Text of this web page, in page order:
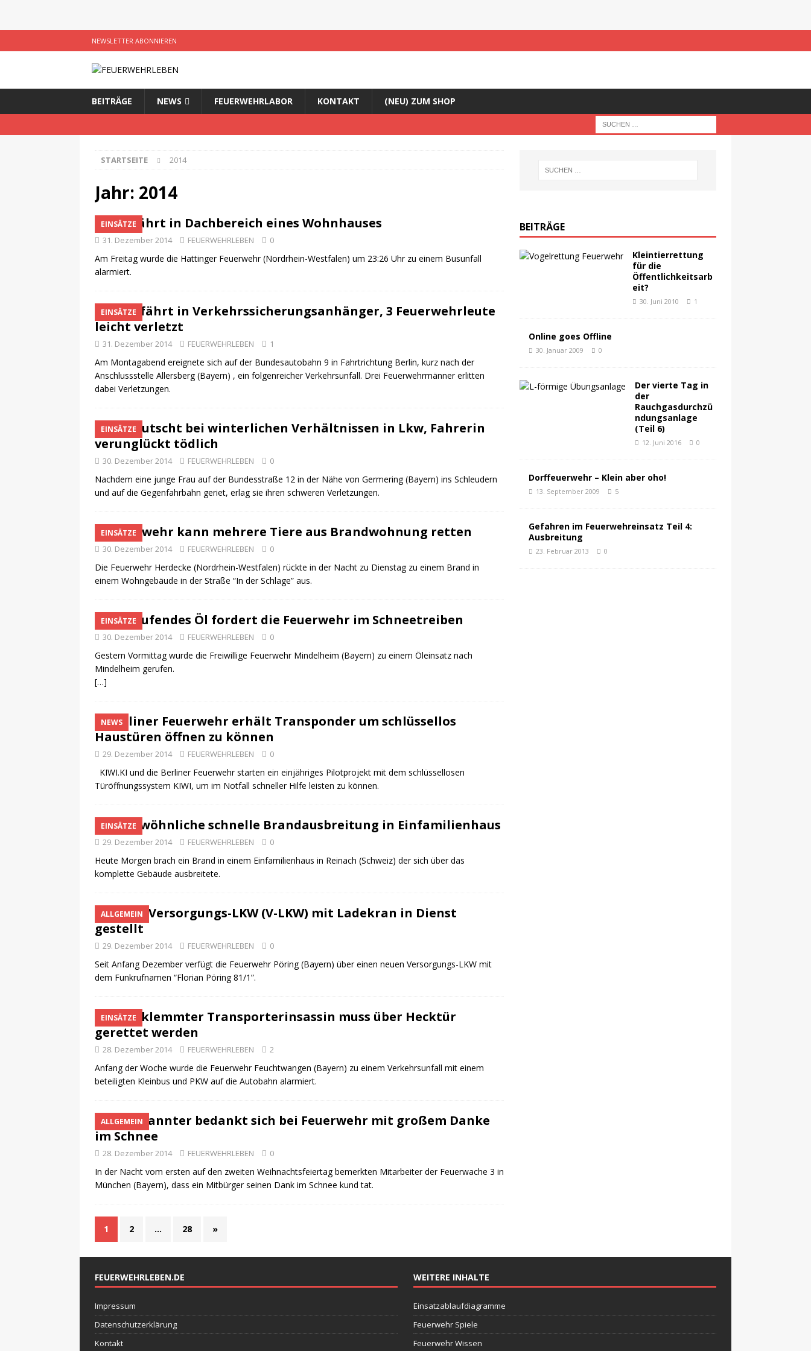
NEWSLETTER ABONNIEREN
BEITRÄGE NEWS FEUERWEHRLABOR KONTAKT (NEU) ZUM SHOP
STARTSEITE 2014
Jahr: 2014
EINSÄTZE
Bus fährt in Dachbereich eines Wohnhauses
31. Dezember 2014 FEUERWEHRLEBEN 0
Am Freitag wurde die Hattinger Feuerwehr (Nordrhein-Westfalen) um 23:26 Uhr zu einem Busunfall
alarmiert.
EINSÄTZE
Auto fährt in Verkehrssicherungsanhänger, 3 Feuerwehrleute
leicht verletzt
31. Dezember 2014 FEUERWEHRLEBEN 1
Am Montagabend ereignete sich auf der Bundesautobahn 9 in Fahrtrichtung Berlin, kurz nach der
Anschlussstelle Allersberg (Bayern) , ein folgenreicher Verkehrsunfall. Drei Feuerwehrmänner erlitten
dabei Verletzungen.
EINSÄTZE
Pkw rutscht bei winterlichen Verhältnissen in Lkw, Fahrerin
verunglückt tödlich
30. Dezember 2014 FEUERWEHRLEBEN 0
Nachdem eine junge Frau auf der Bundesstraße 12 in der Nähe von Germering (Bayern) ins Schleudern
und auf die Gegenfahrbahn geriet, erlag sie ihren schweren Verletzungen.
EINSÄTZE
Feuerwehr kann mehrere Tiere aus Brandwohnung retten
30. Dezember 2014 FEUERWEHRLEBEN 0
Die Feuerwehr Herdecke (Nordrhein-Westfalen) rückte in der Nacht zu Dienstag zu einem Brand in
einem Wohngebäude in der Straße “In der Schlage” aus.
EINSÄTZE
Auslaufendes Öl fordert die Feuerwehr im Schneetreiben
30. Dezember 2014 FEUERWEHRLEBEN 0
Gestern Vormittag wurde die Freiwillige Feuerwehr Mindelheim (Bayern) zu einem Öleinsatz nach
Mindelheim gerufen.
[…]
NEWS
Berliner Feuerwehr erhält Transponder um schlüssellos
Haustüren öffnen zu können
29. Dezember 2014 FEUERWEHRLEBEN 0
KIWI.KI und die Berliner Feuerwehr starten ein einjähriges Pilotprojekt mit dem schlüssellosen
Türöffnungssystem KIWI, um im Notfall schneller Hilfe leisten zu können.
EINSÄTZE
Ungewöhnliche schnelle Brandausbreitung in Einfamilienhaus
29. Dezember 2014 FEUERWEHRLEBEN 0
Heute Morgen brach ein Brand in einem Einfamilienhaus in Reinach (Schweiz) der sich über das
komplette Gebäude ausbreitete.
ALLGEMEIN
Neuer Versorgungs-LKW (V-LKW) mit Ladekran in Dienst
gestellt
29. Dezember 2014 FEUERWEHRLEBEN 0
Seit Anfang Dezember verfügt die Feuerwehr Pöring (Bayern) über einen neuen Versorgungs-LKW mit
dem Funkrufnamen “Florian Pöring 81/1”.
EINSÄTZE
Eingeklemmter Transporterinsassin muss über Hecktür
gerettet werden
28. Dezember 2014 FEUERWEHRLEBEN 2
Anfang der Woche wurde die Feuerwehr Feuchtwangen (Bayern) zu einem Verkehrsunfall mit einem
beteiligten Kleinbus und PKW auf die Autobahn alarmiert.
ALLGEMEIN
Unbekannter bedankt sich bei Feuerwehr mit großem Danke
im Schnee
28. Dezember 2014 FEUERWEHRLEBEN 0
In der Nacht vom ersten auf den zweiten Weihnachtsfeiertag bemerkten Mitarbeiter der Feuerwache 3 in
München (Bayern), dass ein Mitbürger seinen Dank im Schnee kund tat.
1 2 … 28 »
BEITRÄGE
Kleintierrettung
für die
Öffentlichkeitsarb
eit?
30. Juni 2010 1
Online goes Offline
30. Januar 2009 0
Der vierte Tag in
der
Rauchgasdurchzü
ndungsanlage
(Teil 6)
12. Juni 2016 0
Dorffeuerwehr – Klein aber oho!
13. September 2009 5
Gefahren im Feuerwehreinsatz Teil 4:
Ausbreitung
23. Februar 2013 0
FEUERWEHRLEBEN.DE
Impressum
Datenschutzerklärung
Kontakt
WEITERE INHALTE
Einsatzablaufdiagramme
Feuerwehr Spiele
Feuerwehr Wissen